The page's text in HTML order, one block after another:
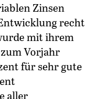
Zinsen
recht
mit ihrem
Vorjahr
für sehr gute
aller